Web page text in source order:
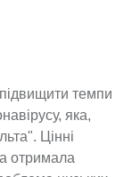
темпи
яка,
Цінні
отримала